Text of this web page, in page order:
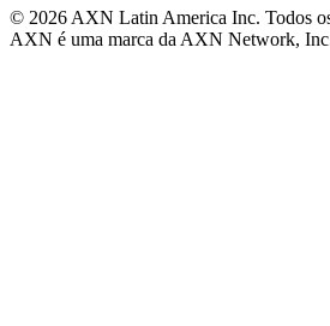
© 2026 AXN Latin America Inc. Todos
AXN é uma marca da AXN Network,